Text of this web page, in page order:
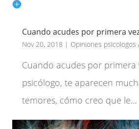
Cuando acudes por primera
Nov 20, 2018 | Opiniones psicologos
Cuando acudes por primera
psicólogo, te aparecen
temores, cómo creo que le…